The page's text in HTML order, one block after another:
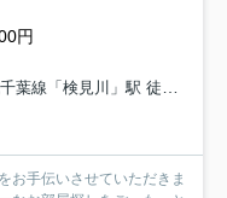
円
葉線「検見川」駅 徒歩15分
お手伝いさせていただきま